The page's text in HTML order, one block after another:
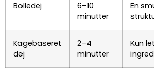
Bolledej
6–10
minutter
En
Kagebaseret
dej
2–4
minutter
Kun